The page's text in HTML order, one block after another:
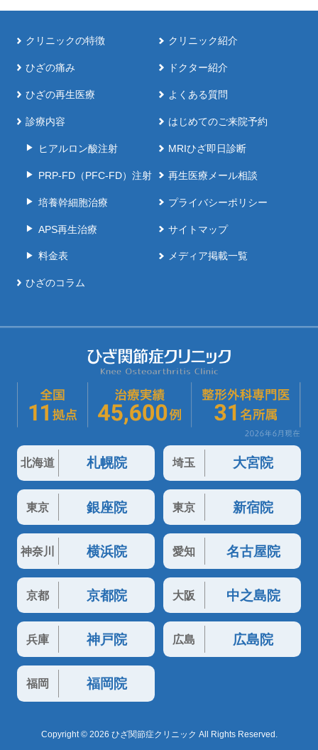
クリニックの特徴
ひざの痛み
ひざの再生医療
診療内容
ヒアルロン酸注射
PRP-FD（PFC-FD）注射
培養幹細胞治療
APS再生治療
料金表
ひざのコラム
クリニック紹介
ドクター紹介
よくある質問
はじめてのご来院予約
MRIひざ即日診断
再生医療メール相談
プライバシーポリシー
サイトマップ
メディア掲載一覧
北海道 札幌院 埼玉 大宮院
東京 銀座院 東京 新宿院
神奈川 横浜院 愛知 名古屋院
京都 京都院 大阪 中之島院
兵庫 神戸院 広島 広島院
福岡 福岡院
Copyright © 2026 ひざ関節症クリニック All Rights Reserved.